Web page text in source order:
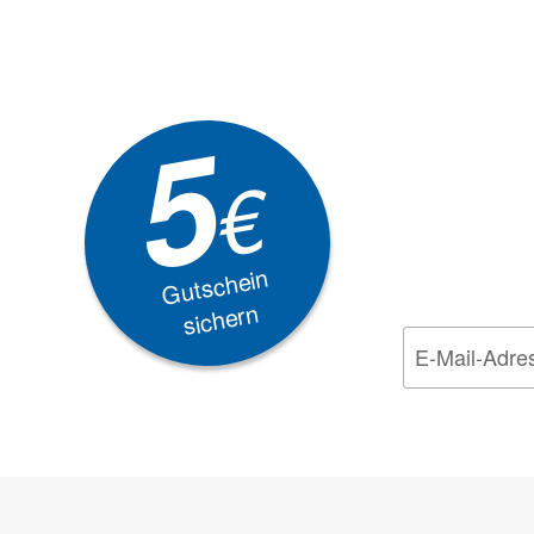
5€
Gutschein
sichern